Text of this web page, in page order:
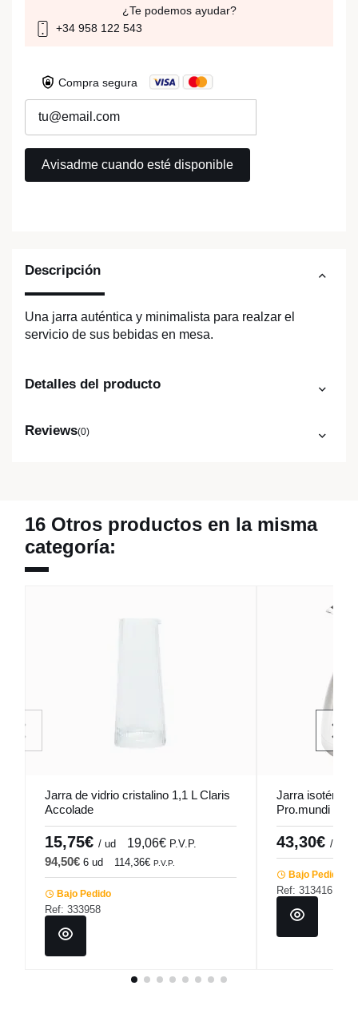
Descripción
Una jarra auténtica y minimalista para realzar el
servicio de sus bebidas en mesa.
Detalles del producto
Reviews(0)
¿Te podemos ayudar?
+34 958 122 543
Compra segura
16 Otros productos en la misma
categoría:
Jarra de vidrio cristalino 1,1 L Claris
Accolade
15,75€ / ud 19,06€ P.V.P.
94,50€ 6 ud 114,36€ P.V.P.
Bajo Pedido
Ref: 333958
Jarra
Pro.mundi
43,30€ /
Bajo Pedido
Ref: 313416